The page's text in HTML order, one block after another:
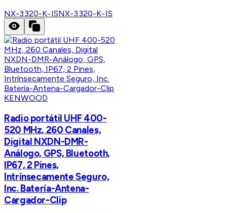
NX-3320-K-ISNX-3320-K-IS
KENWOOD
Radio portátil UHF 400-
520 MHz, 260 Canales,
Digital NXDN-DMR-
Análogo, GPS, Bluetooth,
IP67, 2 Pines,
Intrínsecamente Seguro,
Inc. Batería-Antena-
Cargador-Clip